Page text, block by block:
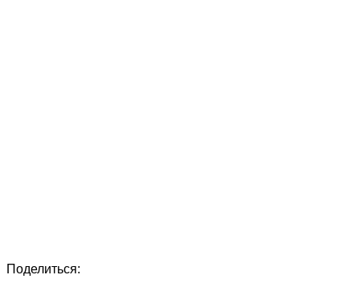
Поделиться: